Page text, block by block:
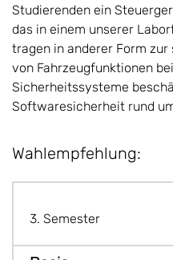
Studierenden ein
das in einem unserer
tragen in anderer Form
von Fahrzeugfunktionen
Sicherheitssysteme
Softwaresicherheit rund
Wahlempfehlung:
3. Semester